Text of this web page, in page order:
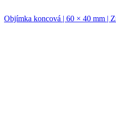
Objímka koncová | 60 × 40 mm |